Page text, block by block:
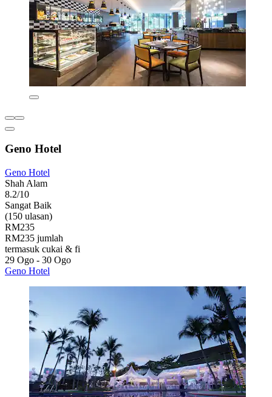
Geno Hotel
Geno Hotel
Shah Alam
8.2/10
Sangat Baik
(150 ulasan)
RM235
RM235 jumlah
termasuk cukai & fi
29 Ogo - 30 Ogo
Geno Hotel